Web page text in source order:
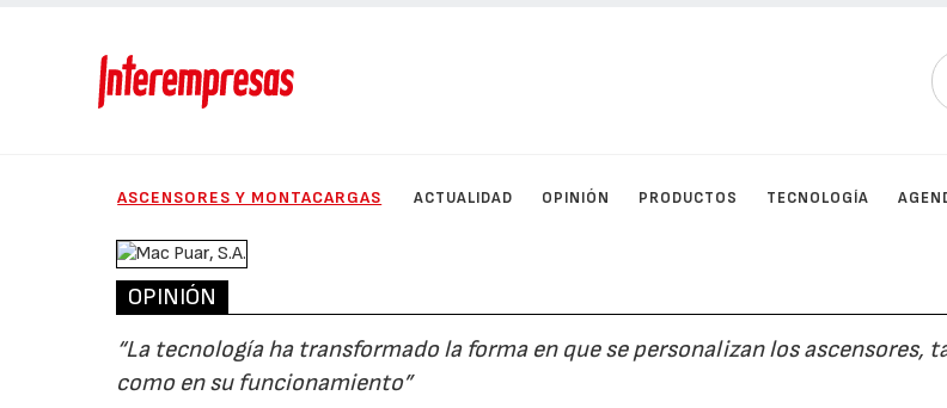
ASCENSORES Y MONTACARGAS ACTUALIDAD OPINIÓN PRODUCTOS TECNOLOGÍA
OPINIÓN
“La tecnología ha transformado la forma en que se personalizan los ascensores,
como en su funcionamiento”